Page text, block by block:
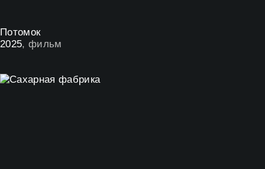
Потомок
2025, фильм